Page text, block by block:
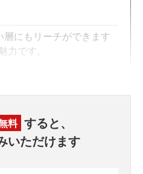
にもリーチができます
力です。
料 すると、
いただけます